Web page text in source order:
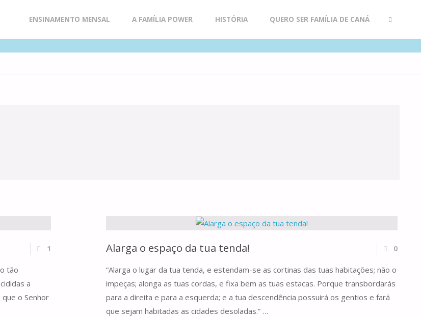
to
ENSINAMENTO MENSAL A FAMÍLIA POWER HISTÓRIA QUERO SER FAMÍLIA DE CANÁ
1
tão
a
o Senhor
Alarga o espaço da tua tenda! 0
“Alarga o lugar da tua tenda, e estendam-se as cortinas das tuas habitações; não o
impeças; alonga as tuas cordas, e fixa bem as tuas estacas. Porque transbordarás
para a direita e para a esquerda; e a tua descendência possuirá os gentios e fará
que sejam habitadas as cidades desoladas.” …